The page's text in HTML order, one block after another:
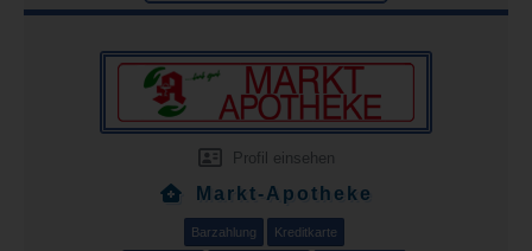
Profil einsehen
Markt-Apotheke
Barzahlung Kreditkarte